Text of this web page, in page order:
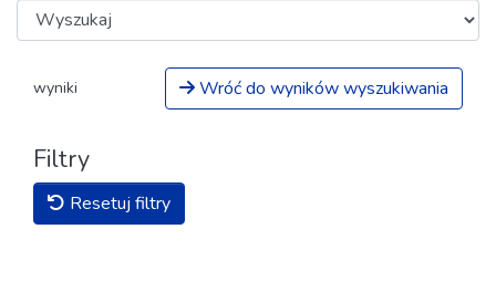
wyniki Wróć do wyników wyszukiwania
Filtry
Resetuj filtry